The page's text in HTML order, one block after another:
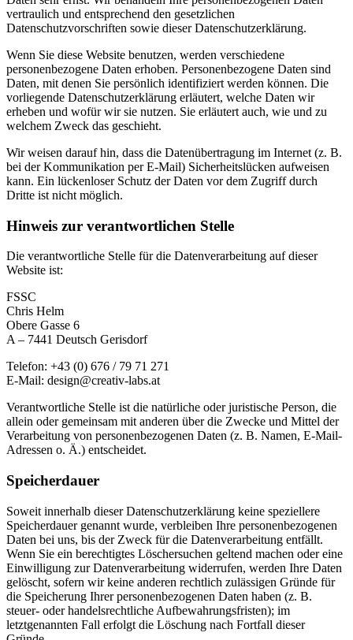
vertraulich und entsprechend den gesetzlichen
Datenschutzvorschriften sowie dieser Datenschutzerklärung.
Wenn Sie diese Website benutzen, werden verschiedene
personenbezogene Daten erhoben. Personenbezogene Daten sind
Daten, mit denen Sie persönlich identifiziert werden können. Die
vorliegende Datenschutzerklärung erläutert, welche Daten wir
erheben und wofür wir sie nutzen. Sie erläutert auch, wie und zu
welchem Zweck das geschieht.
Wir weisen darauf hin, dass die Datenübertragung im Internet (z. B.
bei der Kommunikation per E-Mail) Sicherheitslücken aufweisen
kann. Ein lückenloser Schutz der Daten vor dem Zugriff durch
Dritte ist nicht möglich.
Hinweis zur verantwortlichen Stelle
Die verantwortliche Stelle für die Datenverarbeitung auf dieser
Website ist:
FSSC
Chris Helm
Obere Gasse 6
A – 7441 Deutsch Gerisdorf
Telefon: +43 (0) 676 / 79 71 271
E-Mail: design@creativ-labs.at
Verantwortliche Stelle ist die natürliche oder juristische Person, die
allein oder gemeinsam mit anderen über die Zwecke und Mittel der
Verarbeitung von personenbezogenen Daten (z. B. Namen, E-Mail-
Adressen o. Ä.) entscheidet.
Speicherdauer
Soweit innerhalb dieser Datenschutzerklärung keine speziellere
Speicherdauer genannt wurde, verbleiben Ihre personenbezogenen
Daten bei uns, bis der Zweck für die Datenverarbeitung entfällt.
Wenn Sie ein berechtigtes Löschersuchen geltend machen oder eine
Einwilligung zur Datenverarbeitung widerrufen, werden Ihre Daten
gelöscht, sofern wir keine anderen rechtlich zulässigen Gründe für
die Speicherung Ihrer personenbezogenen Daten haben (z. B.
steuer- oder handelsrechtliche Aufbewahrungsfristen); im
letztgenannten Fall erfolgt die Löschung nach Fortfall dieser